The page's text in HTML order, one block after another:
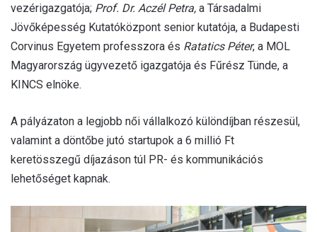
vezérigazgatója; Prof. Dr. Aczél Petra, a Társadalmi
Jövőképesség Kutatóközpont senior kutatója, a Budapesti
Corvinus Egyetem professzora és Ratatics Péter, a MOL
Magyarország ügyvezető igazgatója és Fűrész Tünde, a
KINCS elnöke.
A pályázaton a legjobb női vállalkozó különdíjban részesül,
valamint a döntőbe jutó startupok a 6 millió Ft
keretösszegű díjazáson túl PR- és kommunikációs
lehetőséget kapnak.